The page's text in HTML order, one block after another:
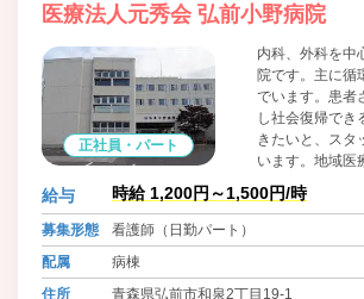
医療法人元秀会 弘前小野病院
正社員・パート
内科、外科を中
院です。主に循
でいます。患者
し社会復帰でき
きたいと、スタ
います。地域医
まとの会話を大
な対応を心がけ
ます。
給与 時給 1,200円～1,500円/時
募集形態
看護師（日勤パート）
配属
病棟
住所
青森県弘前市和泉2丁目19-1